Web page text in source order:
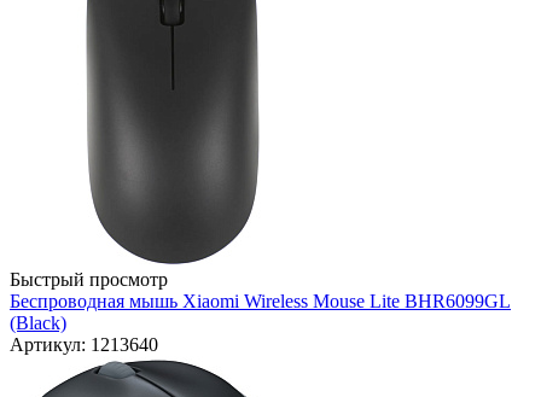
Быстрый просмотр
Беспроводная мышь Xiaomi Wireless Mouse Lite BHR6099GL
(Black)
Артикул: 1213640